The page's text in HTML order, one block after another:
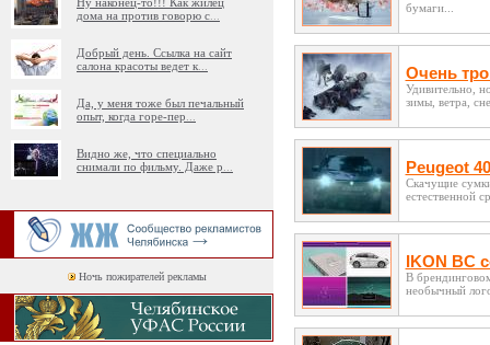
дома на против говорю с
Добрый день. Ссылка на сайт
салона красоты ведет к
Да, у меня тоже был печальный
опыт, когда горе-пер
Видно же, что специально
снимали по фильму. Даже р
Ночь пожирателей рекламы
бумаги...
Очень
Удивительно,
зимы, ветра,
Peugeot
Скачущие
естественной
IKON BC
В
необычный